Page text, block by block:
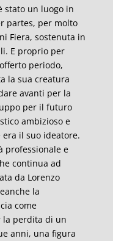
stato un luogo in
partes, per molto
Fiera, sostenuta in
E proprio per
periodo,
la sua creatura
avanti per la
per il futuro
ambizioso e
era il suo ideatore.
professionale e
continua ad
da Lorenzo
la
come
la perdita di un
anni, una figura